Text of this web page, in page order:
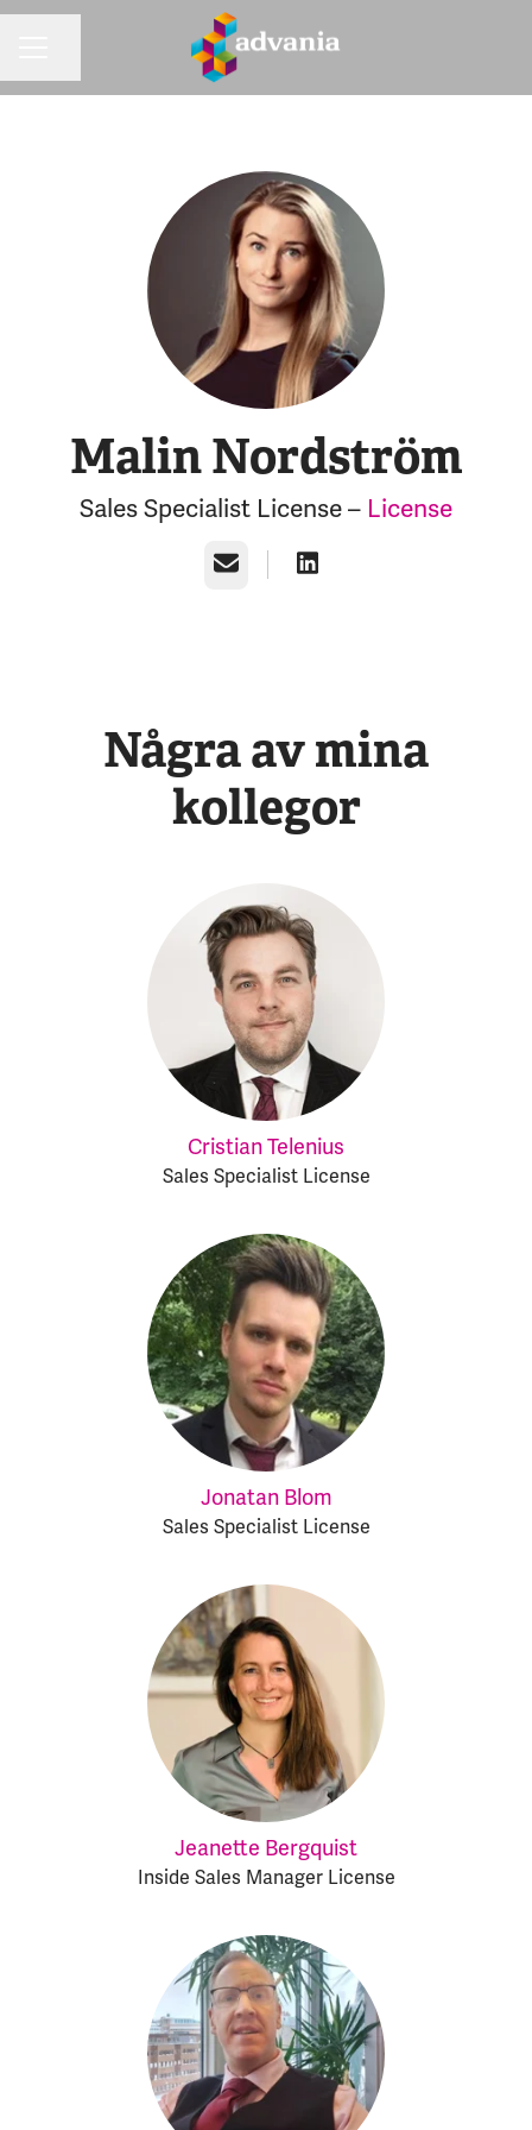
Malin Nordström
Sales Specialist License – License
E-post
Några av mina
kollegor
Cristian Telenius
Sales Specialist License
Jonatan Blom
Sales Specialist License
Jeanette Bergquist
Inside Sales Manager License